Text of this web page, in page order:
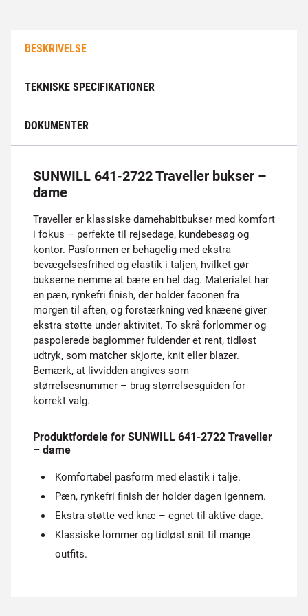
BESKRIVELSE
TEKNISKE SPECIFIKATIONER
DOKUMENTER
SUNWILL 641-2722 Traveller bukser –
dame
Traveller er klassiske damehabitbukser med komfort
i fokus – perfekte til rejsedage, kundebesøg og
kontor. Pasformen er behagelig med ekstra
bevægelsesfrihed og elastik i taljen, hvilket gør
bukserne nemme at bære en hel dag. Materialet har
en pæn, rynkefri finish, der holder faconen fra
morgen til aften, og forstærkning ved knæene giver
ekstra støtte under aktivitet. To skrå forlommer og
paspolerede baglommer fuldender et rent, tidløst
udtryk, som matcher skjorte, knit eller blazer.
Bemærk, at livvidden angives som
størrelsesnummer – brug størrelsesguiden for
korrekt valg.
Produktfordele for SUNWILL 641-2722 Traveller
– dame
Komfortabel pasform med elastik i talje.
Pæn, rynkefri finish der holder dagen igennem.
Ekstra støtte ved knæ – egnet til aktive dage.
Klassiske lommer og tidløst snit til mange
outfits.